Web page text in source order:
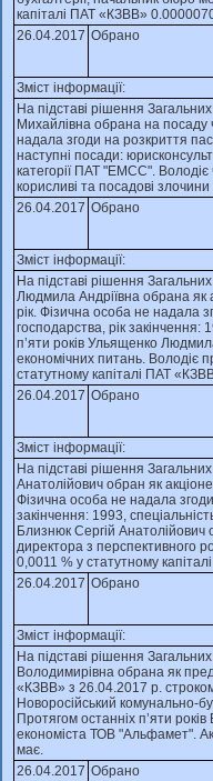
капiталi ПАТ «КЗВВ»
26.04.2017 Обрано
Зміст інформації:
На пiдставi рiшення
Михайлiвна обрана на посаду
надала згоди на розкриття
наступнi посади:
категорiї ПАТ "ЕМСС". Володiє
корисливi та посадовi
26.04.2017 Обрано
Зміст інформації:
На пiдставi рiшення
Людмила Андрiївна обрана як
рiк. Фiзична особа не надала
господарства, рiк закiнчення:
п’яти рокiв Ульященко
економiчних питань. Володiє
статутному капiталi ПАТ
26.04.2017 Обрано
Зміст інформації:
На пiдставi рiшення
Анатолiйович обран як
Фiзична особа не надала
закiнчення: 1993,
Близнюк Сергiй
директора з перспективного
0,0011 % у статутному
26.04.2017 Обрано
Зміст інформації:
На пiдставi рiшення
Володимирiвна обрана як
«КЗВВ» з 26.04.2017 р.
Новоросiйський комунально-
Протягом останнiх п’яти
економiста ТОВ "Альфамет".
має.
26.04.2017 Обрано